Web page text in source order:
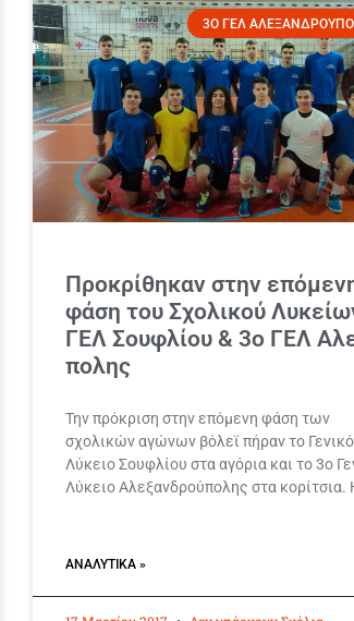
3Ο ΓΕΛ
Προκρίθηκαν στην
φάση του Σχολικού
ΓΕΛ Σουφλίου & 3ο ΓΕΛ
πολης
Την πρόκριση στην επόμενη φάση των
σχολικών αγώνων βόλεϊ πήραν το Γενικό
Λύκειο Σουφλίου στα αγόρια και το 3ο
Λύκειο Αλεξανδρούπολης στα κορίτσια.
ΑΝΑΛΥΤΙΚΆ »